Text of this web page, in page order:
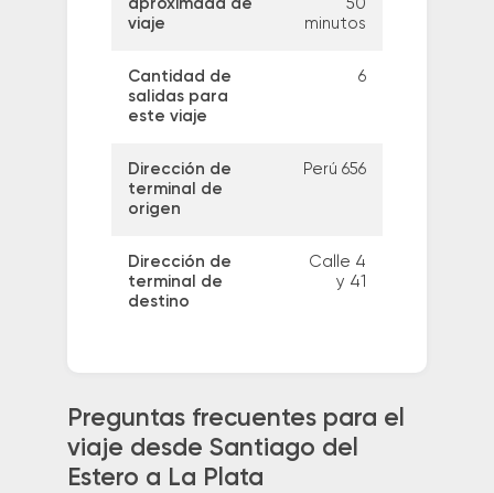
aproximada de
viaje
50
minutos
Cantidad de
salidas para
este viaje
6
Dirección de
terminal de
origen
Perú 656
Dirección de
terminal de
destino
Calle 4
y 41
Preguntas frecuentes para el
viaje desde Santiago del
Estero a La Plata